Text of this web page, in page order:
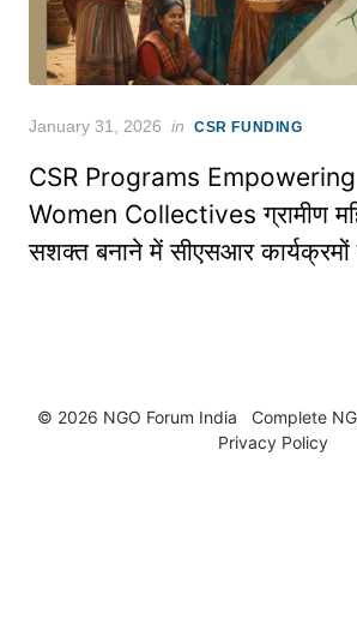
Posted
January 31, 2026 in CSR FUNDING
CSR Programs
Women Collectives ग्रामीण
सशक्त बनाने में सीएसआर कार्यक्रमों
© 2026 NGO Forum India Complete
Privacy Policy